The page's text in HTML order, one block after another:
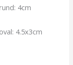
4cm
4.5x3cm